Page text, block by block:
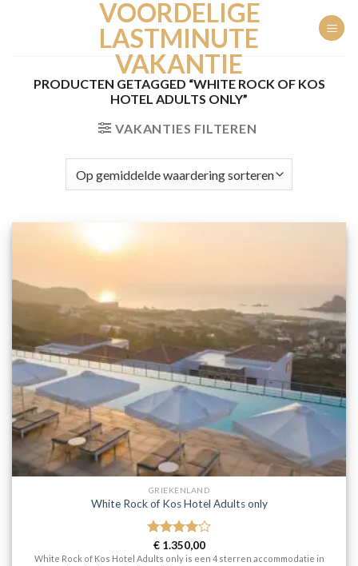
VOORDELIGE
LASTMINUTE
VAKANTIE
PRODUCTEN GETAGGED “WHITE ROCK OF KOS
HOTEL ADULTS ONLY”
VAKANTIES FILTEREN
GRIEKENLAND
White Rock of Kos Hotel Adults only
Gewaardeerd
4uit 5
€1.350,00
White Rock of Kos Hotel Adults only is een 4 sterren accommodatie in